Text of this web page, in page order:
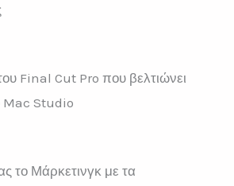
Final Cut Pro που βελτιώνει
Mac Studio
το Μάρκετινγκ με τα